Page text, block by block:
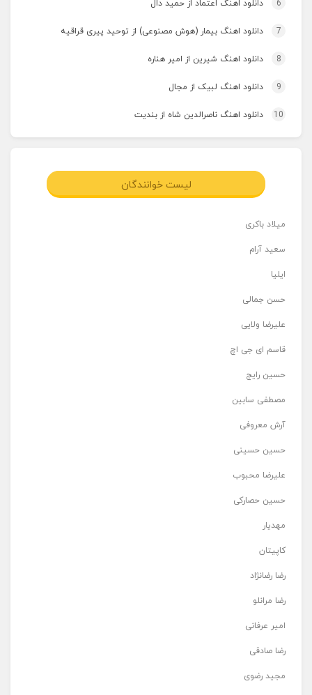
6 دانلود اهنگ اعتماد از حمید دال
7 دانلود اهنگ بیمار (هوش مصنوعی) از توحید پیری قراقیه
8 دانلود اهنگ شیرین از امیر هناره
9 دانلود اهنگ لبیک از مجال
10 دانلود اهنگ ناصرالدین شاه از بندیت
لیست خوانندگان
میلاد باکری
سعید آرام
ایلیا
حسن جمالی
علیرضا ولایی
قاسم ای جی اچ
حسین رایج
مصطفی سابین
آرش معروفی
حسین حسینی
علیرضا محبوب
حسین حصارکی
مهدیار
کاپیتان
رضا رضانژاد
رضا مرانلو
امیر عرفانی
رضا صادقی
مجید رضوی